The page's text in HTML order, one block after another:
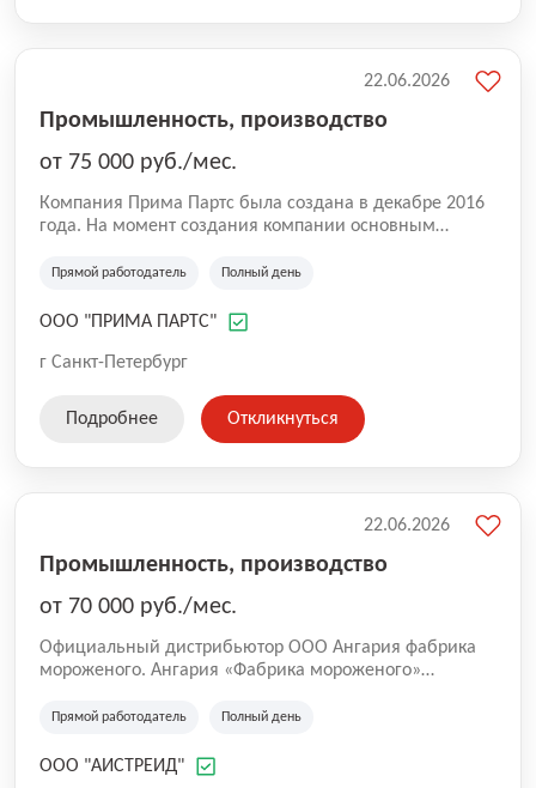
Промышленность, производство
от 75 000 руб./мес.
Компания Прима Партс была создана в декабре 2016
года. На момент создания компании основным
запасными частями RENAULT. По мере нашего
другие бренды. В конце 2017 года было принято
момент наш сервис располагает тремя
Прямой работодатель Полный день
ООО "ПРИМА ПАРТС"
г Санкт-Петербург
22.06.2026
Подробнее Откликнуться
Промышленность, производство
от 70 000 руб./мес.
Официальный дистрибьютор ООО Ангария фабрика
мороженого. Ангария «Фабрика мороженого»
и ведущим производителем мороженого в Сибири и
мороженого (рожки, вафельные стаканчики, эскимо,
Прямой работодатель Полный день
ООО "АИСТРЕИД"
22.06.2026